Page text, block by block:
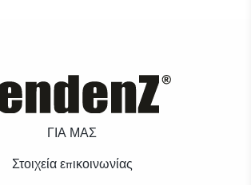
ΓΙΑ ΜΑΣ
Στοιχεία επικοινωνίας